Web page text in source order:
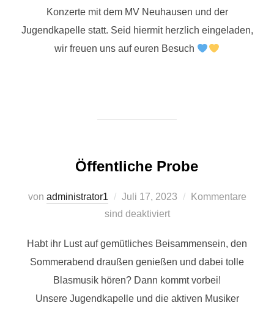
Konzerte mit dem MV Neuhausen und der
Jugendkapelle statt. Seid hiermit herzlich eingeladen,
wir freuen uns auf euren Besuch
Öffentliche Probe
von administrator1
Veröffentlicht
am
Juli 17, 2023
Kommentare
sind deaktiviert
Habt ihr Lust auf gemütliches Beisammensein, den
Sommerabend draußen genießen und dabei tolle
Blasmusik hören? Dann kommt vorbei!
Unsere Jugendkapelle und die aktiven Musiker